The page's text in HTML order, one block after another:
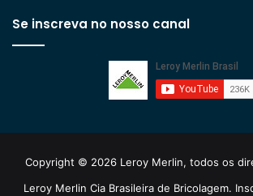
Se inscreva no nosso canal
Copyright © 2026 Leroy Merlin, todos os
Leroy Merlin Cia Brasileira de Bricolagem.